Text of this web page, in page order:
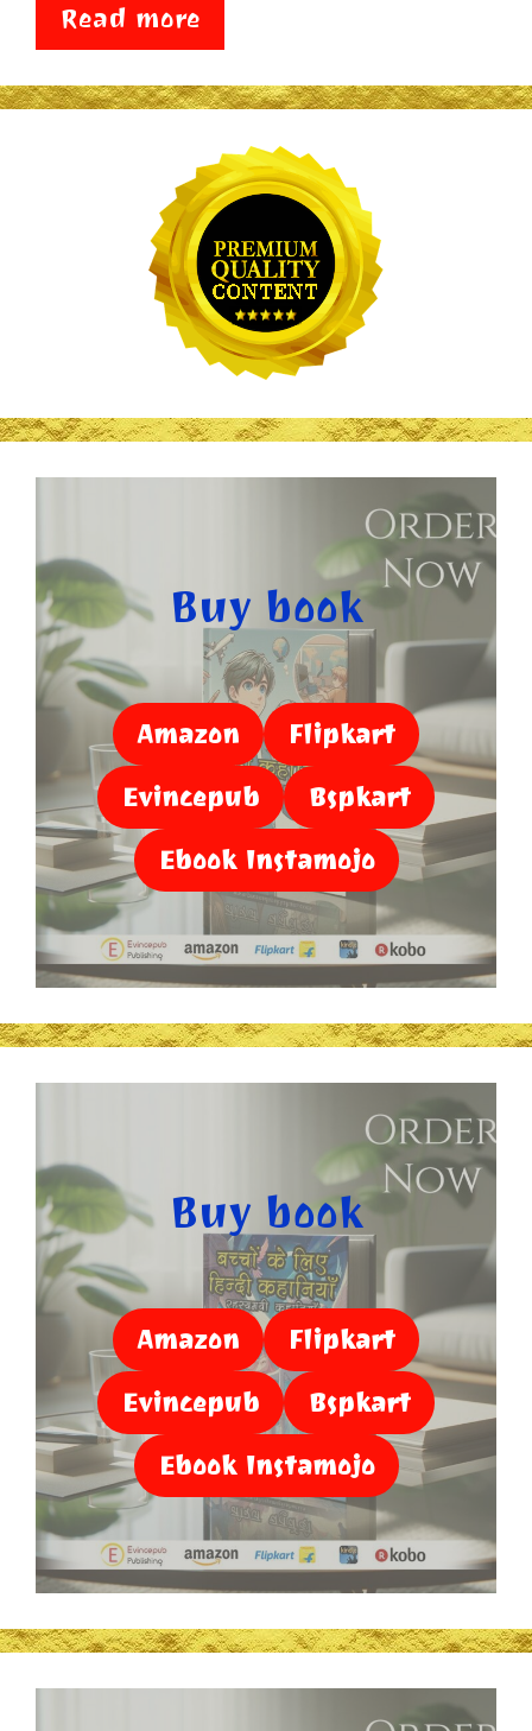
Read more
Buy book
Amazon
Flipkart
Evincepub
Bspkart
Ebook Instamojo
Buy book
Amazon
Flipkart
Evincepub
Bspkart
Ebook Instamojo